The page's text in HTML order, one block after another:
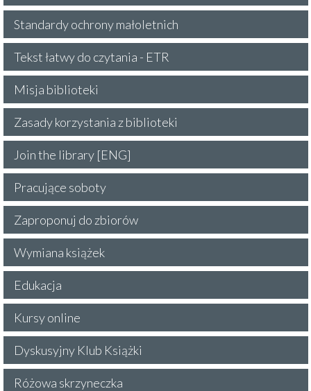
Standardy ochrony małoletnich
Tekst łatwy do czytania - ETR
Misja biblioteki
Zasady korzystania z biblioteki
Join the library [ENG]
Pracujące soboty
Zaproponuj do zbiorów
Wymiana książek
Edukacja
Kursy online
Dyskusyjny Klub Książki
Różowa skrzyneczka